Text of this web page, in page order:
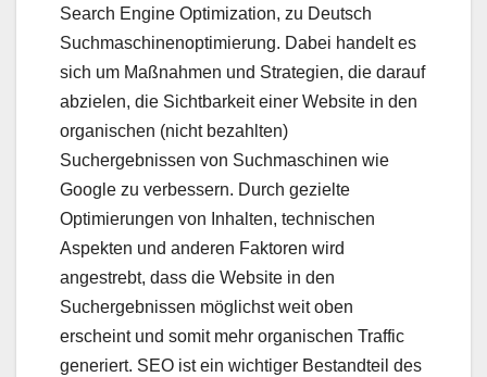
Search Engine Optimization, zu Deutsch
Suchmaschinenoptimierung. Dabei handelt es
sich um Maßnahmen und Strategien, die darauf
abzielen, die Sichtbarkeit einer Website in den
organischen (nicht bezahlten)
Suchergebnissen von Suchmaschinen wie
Google zu verbessern. Durch gezielte
Optimierungen von Inhalten, technischen
Aspekten und anderen Faktoren wird
angestrebt, dass die Website in den
Suchergebnissen möglichst weit oben
erscheint und somit mehr organischen Traffic
generiert. SEO ist ein wichtiger Bestandteil des